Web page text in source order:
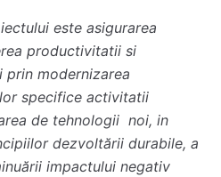
este asigurarea
productivitatii si
modernizarea
specifice activitatii
de tehnologii noi, in
dezvoltării durabile, a
impactului negativ